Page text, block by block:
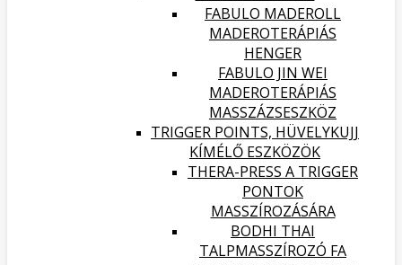
FABULO MADEROLL
MADEROTERÁPIÁS
HENGER
FABULO JIN WEI
MADEROTERÁPIÁS
MASSZÁZSESZKÖZ
TRIGGER POINTS, HÜVELYKUJJ
KÍMÉLŐ ESZKÖZÖK
THERA-PRESS A TRIGGER
PONTOK
MASSZÍROZÁSÁRA
BODHI THAI
TALPMASSZÍROZÓ FA